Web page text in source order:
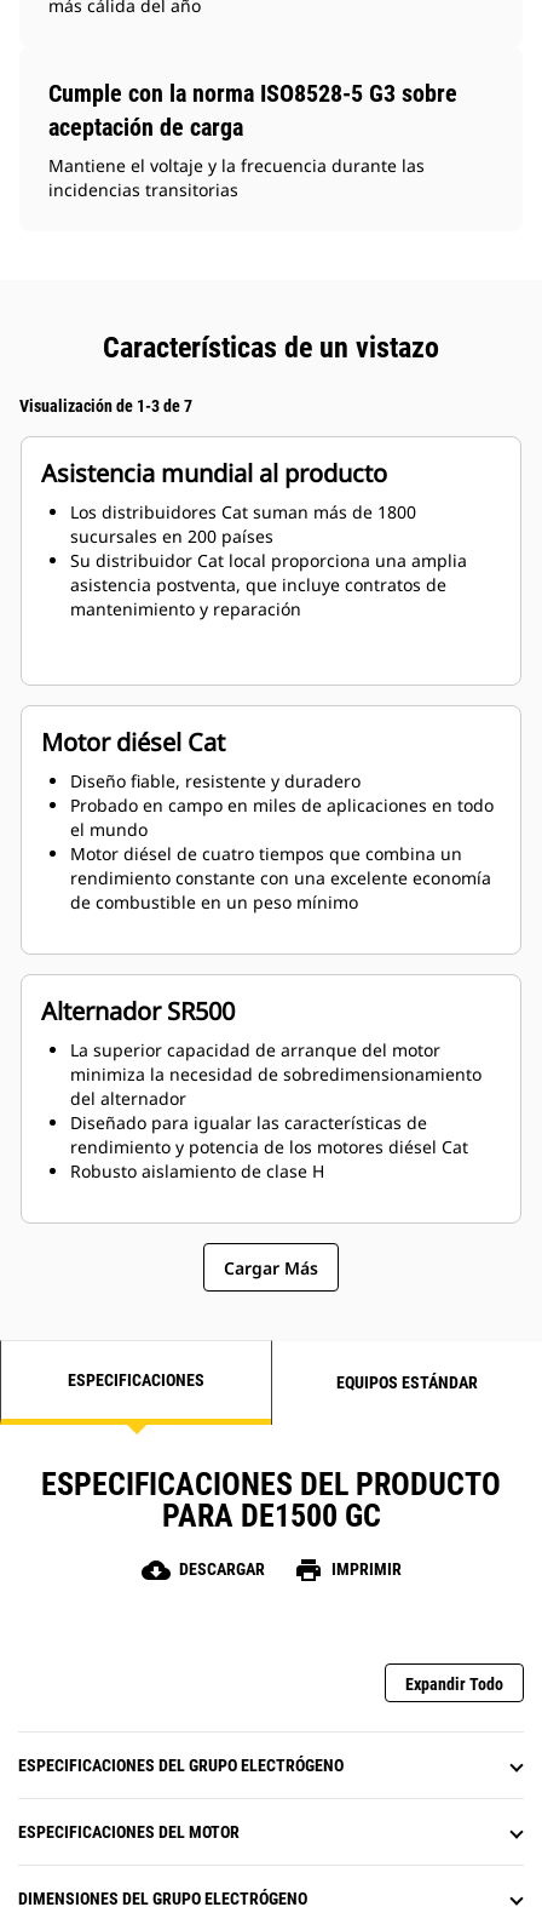
más cálida del año
Cumple con la norma ISO8528-5 G3 sobre
aceptación de carga
Mantiene el voltaje y la frecuencia durante las
incidencias transitorias
Características de un vistazo
Visualización de 1-3 de 7
Asistencia mundial al producto
Los distribuidores Cat suman más de 1800
sucursales en 200 países
Su distribuidor Cat local proporciona una amplia
asistencia postventa, que incluye contratos de
mantenimiento y reparación
Motor diésel Cat
Diseño fiable, resistente y duradero
Probado en campo en miles de aplicaciones en todo
el mundo
Motor diésel de cuatro tiempos que combina un
rendimiento constante con una excelente economía
de combustible en un peso mínimo
Alternador SR500
La superior capacidad de arranque del motor
minimiza la necesidad de sobredimensionamiento
del alternador
Diseñado para igualar las características de
rendimiento y potencia de los motores diésel Cat
Robusto aislamiento de clase H
Cargar Más
ESPECIFICACIONES EQUIPOS ESTÁNDAR
ESPECIFICACIONES DEL PRODUCTO
PARA DE1500 GC
cloud_download DESCARGAR print IMPRIMIR
Expandir Todo
ESPECIFICACIONES DEL GRUPO ELECTRÓGENO
ESPECIFICACIONES DEL MOTOR
DIMENSIONES DEL GRUPO ELECTRÓGENO